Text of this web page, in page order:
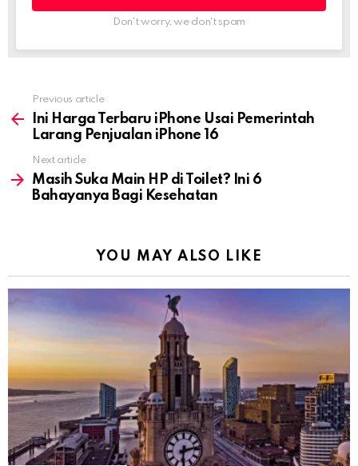
Don't worry, we don't spam
more
Previous article
Ini Harga Terbaru iPhone Usai Pemerintah
Larang Penjualan iPhone 16
Next article
Masih Suka Main HP di Toilet? Ini 6
Bahayanya Bagi Kesehatan
YOU MAY ALSO LIKE